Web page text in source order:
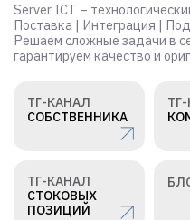
Server ICT –
Поставка | Интеграция |
Решаем сложные задачи в
гарантируем качество и
ТГ-КАНАЛ
СОБСТВЕННИКА
ТГ-КАНАЛ
СТОКОВЫХ
ПОЗИЦИЙ